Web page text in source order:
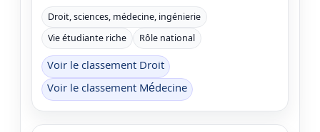
Droit, sciences, médecine, ingénierie
Vie étudiante riche
Rôle national
Voir le classement Droit
Voir le classement Médecine